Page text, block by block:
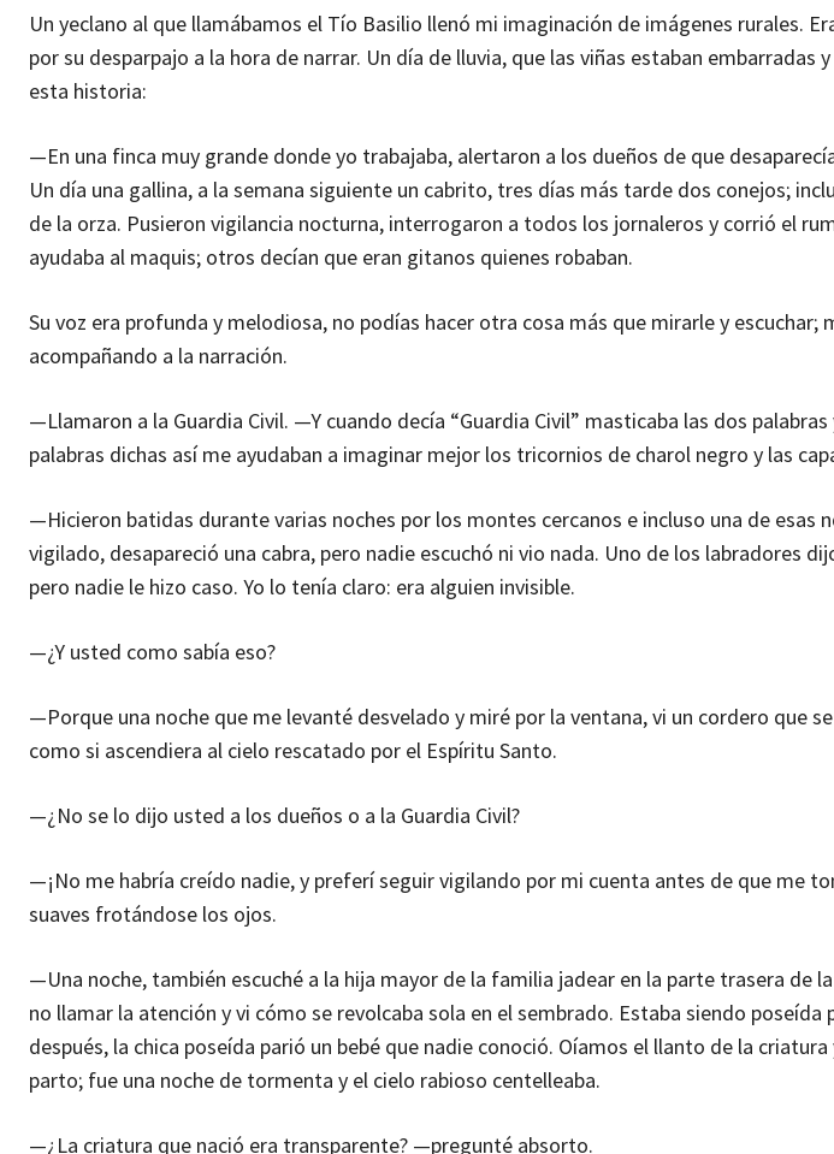
Un yeclano al que llamábamos el Tío Basilio llenó mi imaginación de imágenes rurales.
por su desparpajo a la hora de narrar. Un día de lluvia, que las viñas estaban embarradas
esta historia:
—En una finca muy grande donde yo trabajaba, alertaron a los dueños de que
Un día una gallina, a la semana siguiente un cabrito, tres días más tarde dos conejos;
de la orza. Pusieron vigilancia nocturna, interrogaron a todos los jornaleros y corrió el
ayudaba al maquis; otros decían que eran gitanos quienes robaban.
Su voz era profunda y melodiosa, no podías hacer otra cosa más que mirarle y escuchar;
acompañando a la narración.
—Llamaron a la Guardia Civil. —Y cuando decía “Guardia Civil” masticaba las dos
palabras dichas así me ayudaban a imaginar mejor los tricornios de charol negro y las
—Hicieron batidas durante varias noches por los montes cercanos e incluso una de esas
vigilado, desapareció una cabra, pero nadie escuchó ni vio nada. Uno de los labradores
pero nadie le hizo caso. Yo lo tenía claro: era alguien invisible.
—¿Y usted como sabía eso?
—Porque una noche que me levanté desvelado y miré por la ventana, vi un cordero que
como si ascendiera al cielo rescatado por el Espíritu Santo.
—¿No se lo dijo usted a los dueños o a la Guardia Civil?
—¡No me habría creído nadie, y preferí seguir vigilando por mi cuenta antes de que me
suaves frotándose los ojos.
—Una noche, también escuché a la hija mayor de la familia jadear en la parte trasera de
no llamar la atención y vi cómo se revolcaba sola en el sembrado. Estaba siendo
después, la chica poseída parió un bebé que nadie conoció. Oíamos el llanto de la
parto; fue una noche de tormenta y el cielo rabioso centelleaba.
—¿La criatura que nació era transparente? —pregunté absorto.